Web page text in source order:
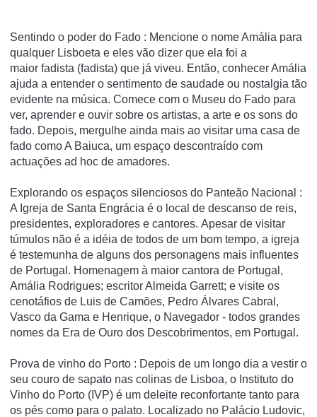
Sentindo o poder do Fado : Mencione o nome Amália para
qualquer Lisboeta e eles vão dizer que ela foi a
maior fadista (fadista) que já viveu. Então, conhecer Amália
ajuda a entender o sentimento de saudade ou nostalgia tão
evidente na música. Comece com o Museu do Fado para
ver, aprender e ouvir sobre os artistas, a arte e os sons do
fado. Depois, mergulhe ainda mais ao visitar uma casa de
fado como A Baiuca, um espaço descontraído com
actuações ad hoc de amadores.
Explorando os espaços silenciosos do Panteão Nacional :
A Igreja de Santa Engrácia é o local de descanso de reis,
presidentes, exploradores e cantores. Apesar de visitar
túmulos não é a idéia de todos de um bom tempo, a igreja
é testemunha de alguns dos personagens mais influentes
de Portugal. Homenagem à maior cantora de Portugal,
Amália Rodrigues; escritor Almeida Garrett; e visite os
cenotáfios de Luis de Camões, Pedro Álvares Cabral,
Vasco da Gama e Henrique, o Navegador - todos grandes
nomes da Era de Ouro dos Descobrimentos, em Portugal.
Prova de vinho do Porto : Depois de um longo dia a vestir o
seu couro de sapato nas colinas de Lisboa, o Instituto do
Vinho do Porto (IVP) é um deleite reconfortante tanto para
os pés como para o palato. Localizado no Palácio Ludovic,